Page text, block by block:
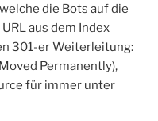
die Bots auf die
aus dem Index
301-er Weiterleitung:
Permanently),
für immer unter